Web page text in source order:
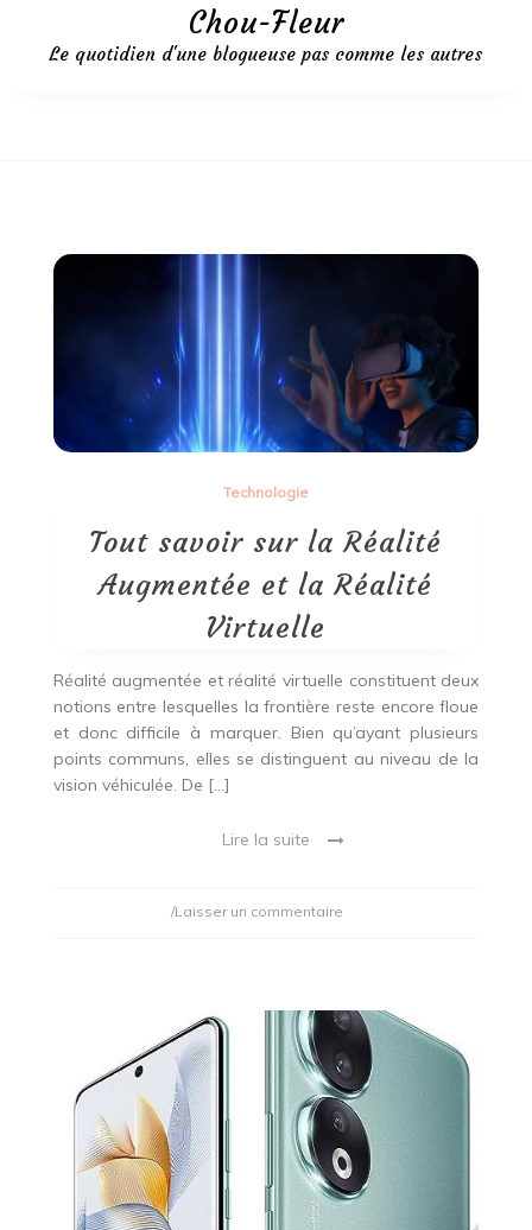
contenu
Chou-Fleur
Le quotidien d'une blogueuse pas comme les autres
Technologie
Tout savoir sur la Réalité
Augmentée et la Réalité
Virtuelle
Réalité augmentée et réalité virtuelle constituent deux
notions entre lesquelles la frontière reste encore floue
et donc difficile à marquer. Bien qu’ayant plusieurs
points communs, elles se distinguent au niveau de la
vision véhiculée. De […]
Lire la suite
/Laisser un commentaire
Réalité
Augmentée
et
la
Réalité
Virtuelle